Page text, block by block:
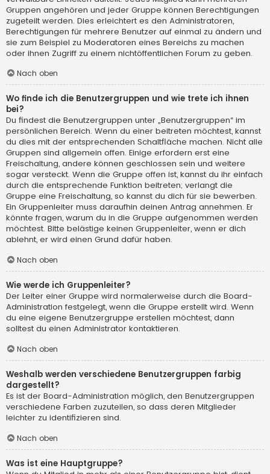
Gruppen angehören und jeder Gruppe können Berechtigungen
zugeteilt werden. Dies erleichtert es den Administratoren,
Berechtigungen für mehrere Benutzer auf einmal zu ändern und
sie zum Beispiel zu Moderatoren eines Bereichs zu machen
oder ihnen Zugriff zu einem nichtöffentlichen Forum zu geben.
Nach oben
Wo finde ich die Benutzergruppen und wie trete ich ihnen
bei?
Du findest die Benutzergruppen unter „Benutzergruppen“ im
persönlichen Bereich. Wenn du einer beitreten möchtest, kannst
du dies mit der entsprechenden Schaltfläche machen. Nicht alle
Gruppen sind allgemein offen. Einige erfordern erst eine
Freischaltung, andere können geschlossen sein und weitere
sogar versteckt. Wenn die Gruppe offen ist, kannst du ihr einfach
durch die entsprechende Funktion beitreten; verlangt die
Gruppe eine Freischaltung, so kannst du dich für sie bewerben.
Ein Gruppenleiter muss daraufhin deinen Antrag annehmen. Er
könnte fragen, warum du in die Gruppe aufgenommen werden
möchtest. Bitte belästige keinen Gruppenleiter, wenn er dich
ablehnt, er wird einen Grund dafür haben.
Nach oben
Wie werde ich Gruppenleiter?
Der Leiter einer Gruppe wird normalerweise durch die Board-
Administration festgelegt, wenn die Gruppe erstellt wird. Wenn
du eine eigene Benutzergruppe erstellen möchtest, dann
solltest du einen Administrator kontaktieren.
Nach oben
Weshalb werden verschiedene Benutzergruppen farbig
dargestellt?
Es ist der Board-Administration möglich, den Benutzergruppen
verschiedene Farben zuzuteilen, so dass deren Mitglieder
leichter zu identifizieren sind.
Nach oben
Was ist eine Hauptgruppe?